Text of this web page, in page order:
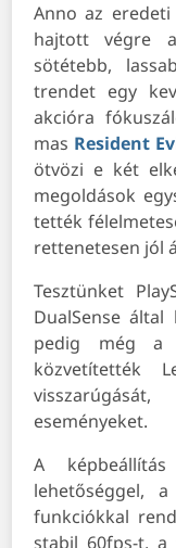
Anno az eredeti
hajtott végre
sötétebb,
trendet egy
akcióra
mas Resident
ötvözi e két
megoldások
tették
rettenetesen jól
Tesztünket
DualSense
pedig még a
közvetítették
eseményeket.
A
lehetőséggel,
funkciókkal
stabil 60fps-t,